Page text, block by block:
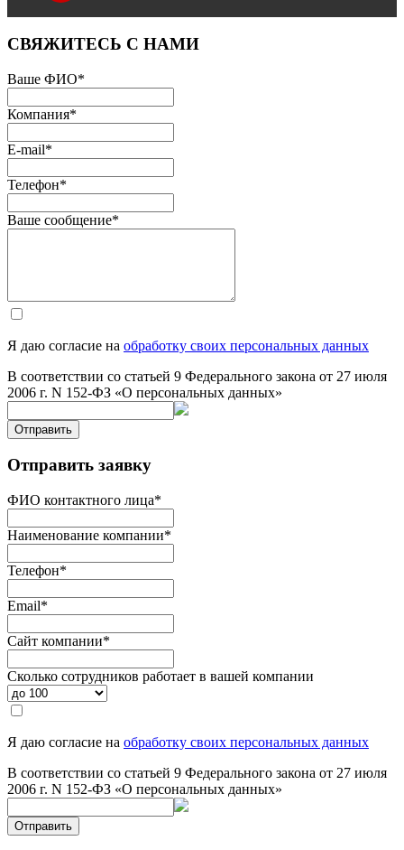
СВЯЖИТЕСЬ С НАМИ
Ваше ФИО*
Компания*
E-mail*
Телефон*
Ваше сообщение*
Я даю согласие на обработку своих персональных данных
В соответствии со статьей 9 Федерального закона от 27 июля
2006 г. N 152-ФЗ «О персональных данных»
Отправить
Отправить заявку
ФИО контактного лица*
Наименование компании*
Телефон*
Email*
Сайт компании*
Сколько сотрудников работает в вашей компании
Я даю согласие на обработку своих персональных данных
В соответствии со статьей 9 Федерального закона от 27 июля
2006 г. N 152-ФЗ «О персональных данных»
Отправить